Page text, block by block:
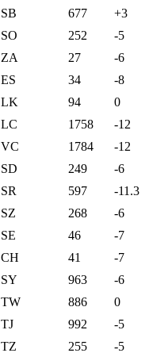
SB 677
+3
SO 252
-5
ZA 27
-6
ES 34
-8
LK 94
0
LC 1758
-12
VC 1784
-12
SD 249
-6
SR 597
-11.3
SZ 268
-6
SE 46
-7
CH 41
-7
SY 963
-6
TW 886
0
TJ 992
-5
TZ 255
-5